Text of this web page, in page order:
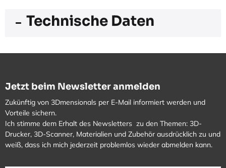
Technische Daten
Jetzt beim Newsletter anmelden
Zukünftig von 3Dmensionals per E-Mail informiert werden und
Vorteile sichern.
Ich stimme dem Erhalt des Newsletters zu den Themen: 3D-
Drucker, 3D-Scanner, Materialien und Zubehör ausdrücklich zu und
weiß, dass ich mich jederzeit problemlos wieder abmelden kann.